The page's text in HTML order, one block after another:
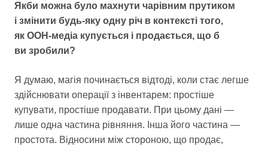
Якби можна було махнути чарівним прутиком
і змінити будь-яку одну річ в контексті того,
як OOH-медіа купується і продається, що б
ви зробили?
Я думаю, магія починається відтоді, коли стає легше
здійснювати операції з інвентарем: простіше
купувати, простіше продавати. При цьому дані —
лише одна частина рівняння. Інша його частина —
простота. Відносини між стороною, що продає,